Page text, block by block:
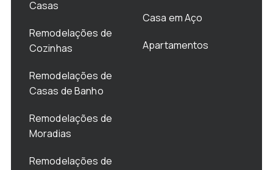
Casas
Remodelações de
Cozinhas
Remodelações de
Casas de Banho
Remodelações de
Moradias
Remodelações de
Casa em Aço
Apartamentos